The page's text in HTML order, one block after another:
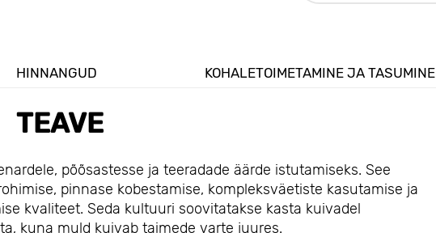
HINNANGUD KOHALETOIMETAMINE JA TASUMINE
TEAVE
põõsastesse ja teeradade äärde istutamiseks. See
pinnase kobestamise, kompleksväetiste kasutamise ja
kvaliteet. Seda kultuuri soovitatakse kasta kuivadel
kuna muld kuivab taimede varte juures.